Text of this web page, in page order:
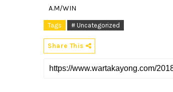
A.M/WIN
Tags # Uncategorized
Share This